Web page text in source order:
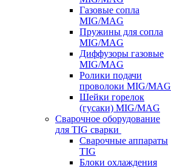
Газовые сопла
MIG/MAG
Пружины для сопла
MIG/MAG
Диффузоры газовые
MIG/MAG
Ролики подачи
проволоки MIG/MAG
Шейки горелок
(гусаки) MIG/MAG
Сварочное оборудование
для TIG сварки
Сварочные аппараты
TIG
Блоки охлаждения